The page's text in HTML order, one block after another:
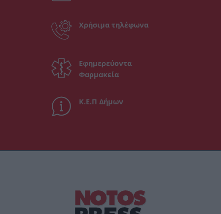
Χρήσιμα τηλέφωνα
Εφημερεύοντα
Φαρμακεία
Κ.Ε.Π Δήμων